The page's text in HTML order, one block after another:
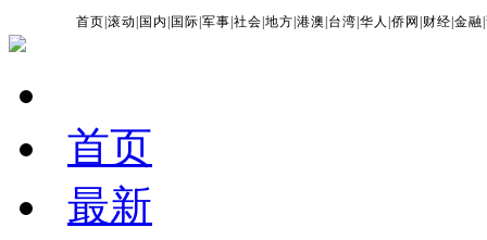
首页 |滚动 国内 国际 |军事 |社会 |地方 |港澳 台湾 |华人 |侨网 财经 |金融 |
首页
最新